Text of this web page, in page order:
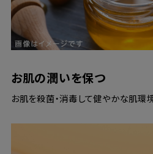
お肌の潤いを保つ
お肌を殺菌・消毒して健やかな肌環